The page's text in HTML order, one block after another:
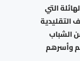
التي
التقليدية
الشباب
وأسرهم